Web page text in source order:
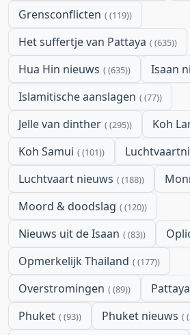
Grensconflicten (119)
Het suffertje van Pattaya (635)
Hua Hin nieuws (635) Isaan
Islamitische aanslagen (77)
Jelle van dinther (295) Koh
Koh Samui (101)
Luchtvaart nieuws (188)
Moord & doodslag (120)
Nieuws uit de Isaan (83)
Opmerkelijk Thailand (177)
Overstromingen (89)
Phuket (93) Phuket nieuws